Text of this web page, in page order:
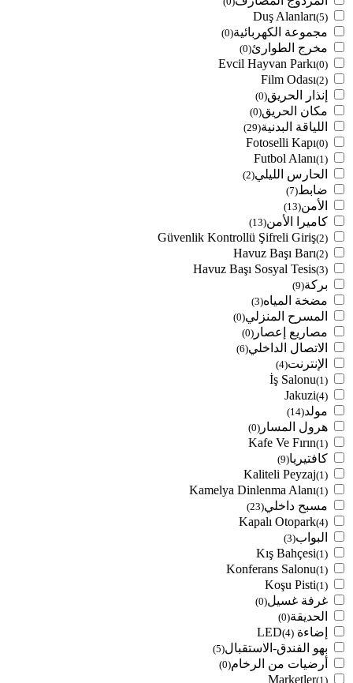
Duş Alanları(5)
مجموعة الكهربائية(0)
مخرج الطوارئ(0)
Evcil Hayvan Parkı(0)
Film Odası(2)
إنذار الحريق(0)
مكان الحريق(0)
اللياقة البدنية(29)
Fotoselli Kapı(0)
Futbol Alanı(1)
الحارس الليلي(2)
ضابط(7)
الأمن(13)
كاميرا الأمن(13)
Güvenlik Kontrollü Şifreli Giriş(2)
Havuz Başı Barı(2)
Havuz Başı Sosyal Tesis(3)
بركة(9)
مضخة المياه(3)
المسرح المنزلي(0)
مصاريع إعصار (0)
الاتصال الداخلي(6)
الإنترنت(4)
İş Salonu(1)
Jakuzi(4)
مولد(14)
هرول المسار (0)
Kafe Ve Fırın(1)
كافتيريا(9)
Kaliteli Peyzaj(1)
Kamelya Dinlenma Alanı(1)
مسبح داخلي(23)
Kapalı Otopark(4)
البواب(3)
Kış Bahçesi(1)
Konferans Salonu(1)
Koşu Pisti(1)
غرفة غسيل(0)
الحديقة(0)
إضاءة LED (4)
بهو الفندق-الاستقبال(5)
أرضيات من الرخام(0)
Marketler(1)